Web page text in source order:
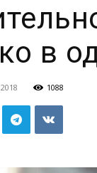
в
1088